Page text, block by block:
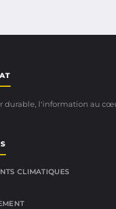
durable, l'information au
CLIMATIQUES